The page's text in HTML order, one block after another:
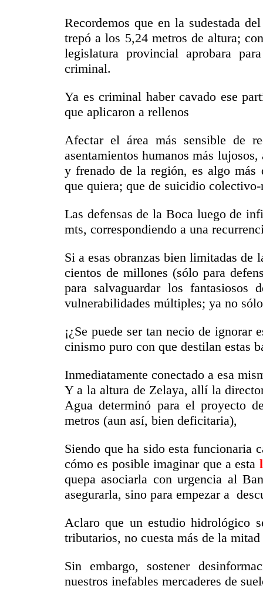
Recordemos que en la sudestada
trepó a los 5,24 metros de altura;
legislatura provincial aprobara
criminal.
Ya es criminal haber cavado ese
que aplicaron a rellenos
Afectar el área más sensible de
asentamientos humanos más
y frenado de la región, es algo más
que quiera; que de suicidio
Las defensas de la Boca luego de
mts, correspondiendo a una
Si a esas obranzas bien limitadas de
cientos de millones (sólo para
para salvaguardar los fantasiosos
vulnerabilidades múltiples; ya no
¡¿Se puede ser tan necio de
cinismo puro con que destilan estas
Inmediatamente conectado a esa
Y a la altura de Zelaya, allí la
Agua determinó para el proyecto
metros (aun así, bien deficitaria),
Siendo que ha sido esta funcionaria
cómo es posible imaginar que a esta
quepa asociarla con urgencia al
asegurarla, sino para empezar a
Aclaro que un estudio hidrológico
tributarios, no cuesta más de la
Sin embargo, sostener
nuestros inefables mercaderes de